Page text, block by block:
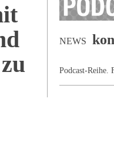
NEWS
Podcast-Reihe.